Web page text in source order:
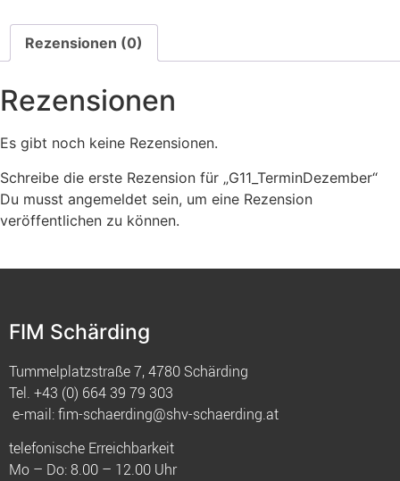
Rezensionen (0)
Rezensionen
Es gibt noch keine Rezensionen.
Schreibe die erste Rezension für „G11_TerminDezember“
Du musst angemeldet sein, um eine Rezension
veröffentlichen zu können.
FIM Schärding
Tummelplatzstraße 7, 4780 Schärding
Tel. +43 (0) 664 39 79 303
e-mail:fim-schaerding@shv-schaerding.at
telefonische Erreichbarkeit
Mo – Do: 8.00 – 12.00 Uhr